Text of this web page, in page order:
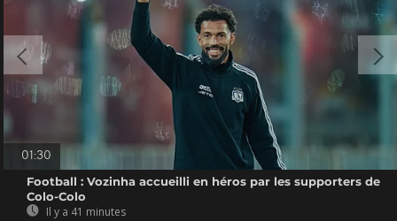
01:30
Football : Vozinha accueilli en héros par les supporters de
Colo-Colo
Il y a 41 minutes